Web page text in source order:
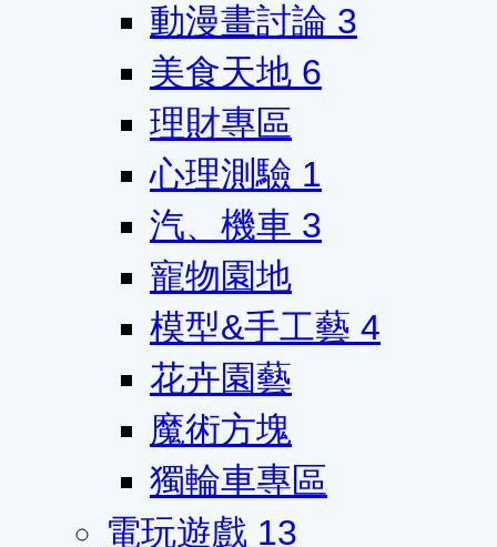
動漫畫討論 3
美食天地 6
理財專區
心理測驗 1
汽、機車 3
寵物園地
模型&手工藝 4
花卉園藝
魔術方塊
獨輪車專區
電玩遊戲 13